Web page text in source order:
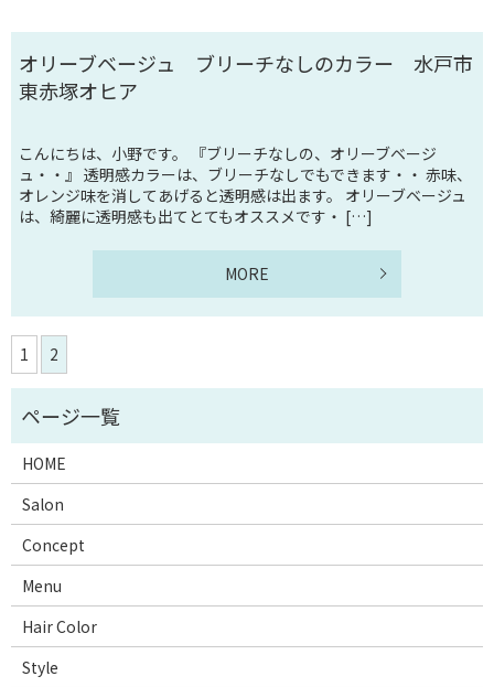
オリーブベージュ ブリーチなしのカラー 水戸市
東赤塚オヒア
こんにちは、小野です。 『ブリーチなしの、オリーブベージ
ュ・・』 透明感カラーは、ブリーチなしでもできます・・ 赤味、
オレンジ味を消してあげると透明感は出ます。 オリーブベージュ
は、綺麗に透明感も出てとてもオススメです・ […]
MORE
1 2
HOME
Salon
Concept
Menu
Hair Color
Style